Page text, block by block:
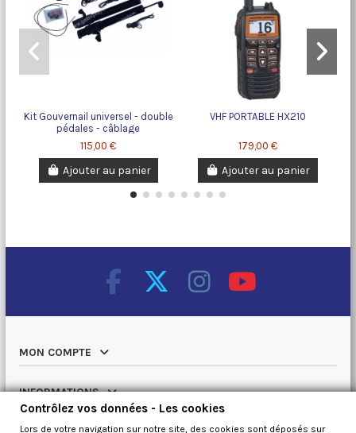
Kit Gouvernail universel - double
pédales - câblage
115,00 €
Ajouter au panier
VHF PORTABLE HX210
179,00 €
Ajouter au panier
MON COMPTE
INFORMATIONS
Contrôlez vos données - Les cookies
Lors de votre navigation sur notre site, des cookies sont déposés sur